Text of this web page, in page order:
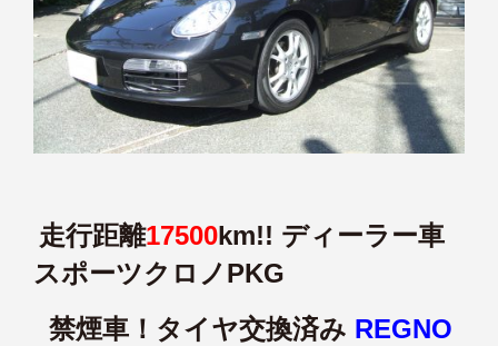
走行距離17500km!! ディーラー車
スポーツクロノPKG
禁煙車！タイヤ交換済み REGNO